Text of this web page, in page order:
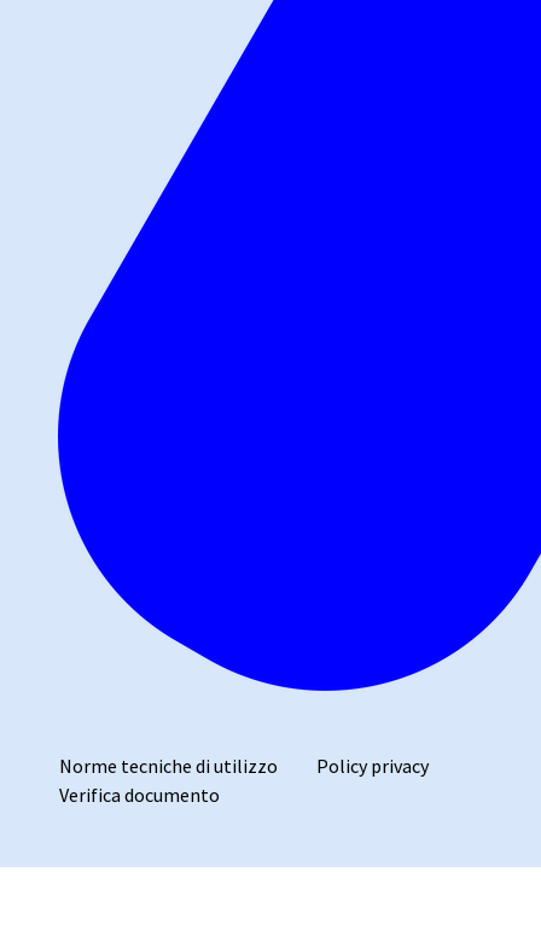
Norme tecniche di utilizzo
Policy privacy
Verifica documento